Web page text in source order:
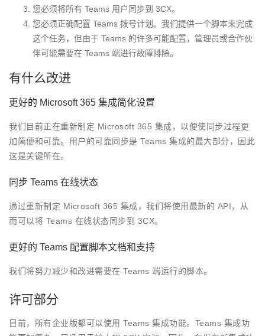
您必须将所有 Teams 用户同步到 3CX。
您必须正确配置 Teams 拨号计划。我们提供一个脚本来完成
这个任务，但由于 Teams 的许多可能配置，管理员或合作伙
伴可能需要在 Teams 端进行故障排除。
有什么改进
更好的 Microsoft 365 集成简化设置
我们目前正在重新制定 Microsoft 365 集成，以便使同步过程更
加简便和可靠。用户的可靠同步是 Teams 集成的最大部分，因此
这是关键所在。
同步 Teams 在线状态
通过重新制定 Microsoft 365 集成，我们将使用最新的 API，从
而可以将 Teams 在线状态同步到 3CX。
更好的 Teams 配置脚本文档和支持
我们将努力减少和改进需要在 Teams 端运行的脚本。
许可部分
目前，所有企业版都可以使用 Teams 集成功能。Teams 集成功